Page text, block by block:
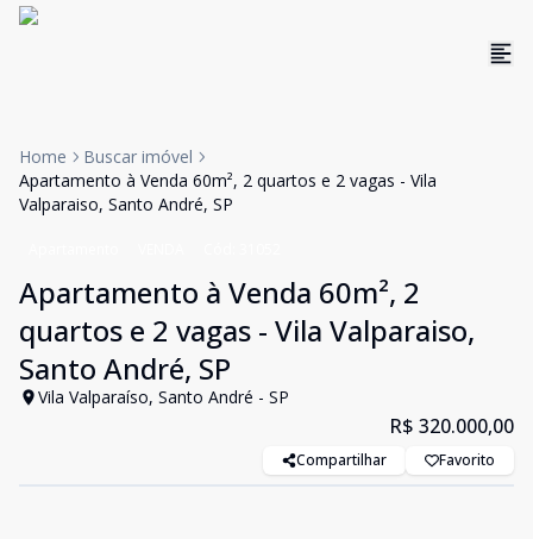
Home
Buscar imóvel
Apartamento à Venda 60m², 2 quartos e 2 vagas - Vila
Valparaiso, Santo André, SP
Apartamento à Venda 60m², 2
quartos e 2 vagas - Vila Valparaiso,
Santo André, SP
Vila Valparaíso, Santo André - SP
R$ 320.000,00
Compartilhar Favorito